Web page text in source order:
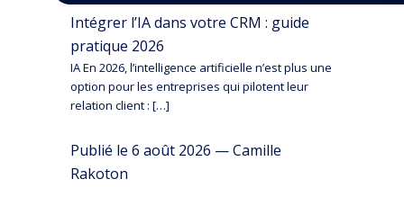
Intégrer l’IA dans votre CRM : guide
pratique 2026
IA En 2026, l’intelligence artificielle n’est plus une
option pour les entreprises qui pilotent leur
relation client : […]
Publié le 6 août 2026 — Camille
Rakoton